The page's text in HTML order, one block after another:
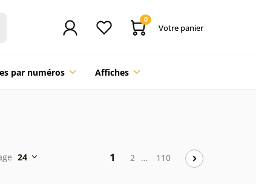
0
Votre panier
par numéros Affiches
24 1 2 … 110